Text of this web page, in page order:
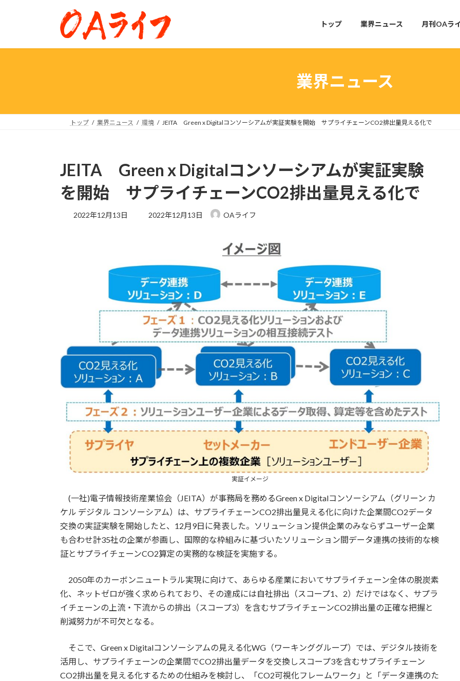
プ
動
トップ 業界ニュース 月刊OAラ
業界ニュース
トップ 業界ニュース 環境 JEITA Green x Digitalコンソーシアムが実証実験を開始 サプライチェーンCO2排出量見える化で
JEITA Green x Digitalコンソーシアムが実証実験
を開始 サプライチェーンCO2排出量見える化で
2022年12月13日
最
時
2022年12月13日 OAライフ
実証イメージ
(一社)電子情報技術産業協会（JEITA）が事務局を務めるGreen x Digitalコンソーシアム（グリーン カ
ケル デジタル コンソーシアム）は、サプライチェーンCO2排出量見える化に向けた企業間CO2データ
交換の実証実験を開始したと、12月9日に発表した。ソリューション提供企業のみならずユーザー企業
も合わせ計35社の企業が参画し、国際的な枠組みに基づいたソリューション間データ連携の技術的な検
証とサプライチェーンCO2算定の実務的な検証を実施する。
2050年のカーボンニュートラル実現に向けて、あらゆる産業においてサプライチェーン全体の脱炭素
化、ネットゼロが強く求められており、その達成には自社排出（スコープ1、2）だけではなく、サプラ
イチェーンの上流・下流からの排出（スコープ3）を含むサプライチェーンCO2排出量の正確な把握と
削減努力が不可欠となる。
そこで、Green x Digitalコンソーシアムの見える化WG（ワーキンググループ）では、デジタル技術を
活用し、サプライチェーンの企業間でCO2排出量データを交換しスコープ3を含むサプライチェーン
CO2排出量を見える化するための仕組みを検討し、「CO2可視化フレームワーク」と「データ連携のた